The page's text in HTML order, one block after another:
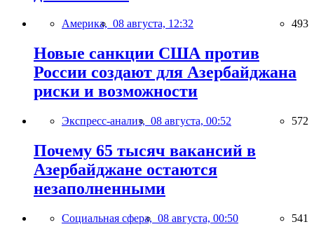
Америка, 08 августа, 12:32 493
Новые санкции США против
России создают для Азербайджана
риски и возможности
Экспресс-анализ, 08 августа, 00:52 572
Почему 65 тысяч вакансий в
Азербайджане остаются
незаполненными
Социальная сфера, 08 августа, 00:50 541